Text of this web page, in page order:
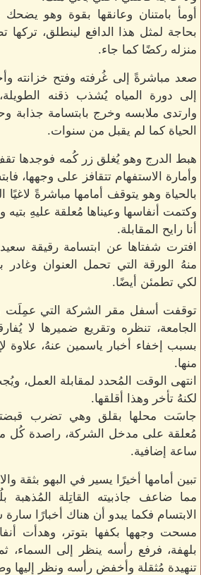
أومأ بامتنان وعانقها بقوة وهو
بحاجة لمثل هذا الدافع لينطلق،
منزله ركضًا كما جاء.
صعد مباشرةً إلى غُرفته وفتح خزانته
إلى دورة المياه يُشذب ذقنه
وارتدى ملابسه وخرج بابتسامة جذابة
الحياة كما لم يقبل من سنوات.
هبط الدرج وهو يُغلق زر كُمه فوجدها
وأمارة الاستفهام تتقافز على وجهها،
بالحياة وهو يتوقف أمامها مباشرةً لاغيًا
وكتمت أنفاسها وعيناها مُعلقة عليهِ
أنا رايح المقابلة.
افترت شفتاها عن ابتسامة رقيقة
منهُ الورقة التي تحمل العنوان وغادر
لكي تطمئن أيضًا.
توقفت أسفل مقر الشركة التي عمِلَت
الجامعة، تنظره وتقريع ضميرها لا
بسبب إخفاء أخبار ياسمين عنهُ، علاوة
منها.
انتهى الوقت المُحدد لمقابلة العمل،
لكنهُ تأخر وهذا أقلقها.
جاسَت محلها بقلق وهي تضرب قبضتها
مُعلقة على مدخل الشركة، راصدة
ساعة إضافية.
تبين أمامها أخيرًا يسير في البهو بثقة
مما ضاعف جاذبيته القاتِلة المُذهبة
الابتسام فكما يبدو أن هناك أخبارًا سارة
مسحت وجهها بكفها بتوتر، وهدأت
بلهفة، فرفع رأسه ينظر إلى السماء،
تنهيدة مُثقلة وأخفض رأسه ونظر إليها